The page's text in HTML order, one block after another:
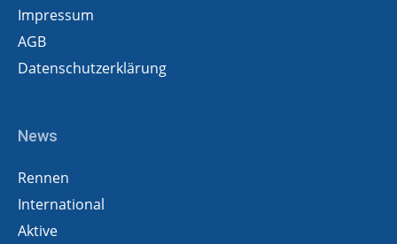
Impressum
AGB
Datenschutzerklärung
News
Rennen
International
Aktive